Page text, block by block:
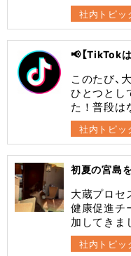
社内トピッ
📢【TikTok
このたび、
ひとつとし
た！普段は
社内トピッ
初夏の宮島
大蔵プロセ
健康促進チ
加してきま
社内トピッ